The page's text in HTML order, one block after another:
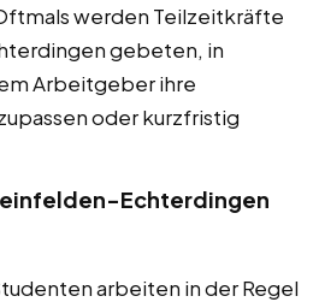
werden Teilzeitkräfte
gebeten, in
Arbeitgeber ihre
oder kurzfristig
Echterdingen
arbeiten in der Regel